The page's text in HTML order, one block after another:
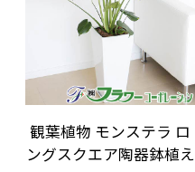
観葉植物 モンステラ ロ
ングスクエア陶器鉢植え